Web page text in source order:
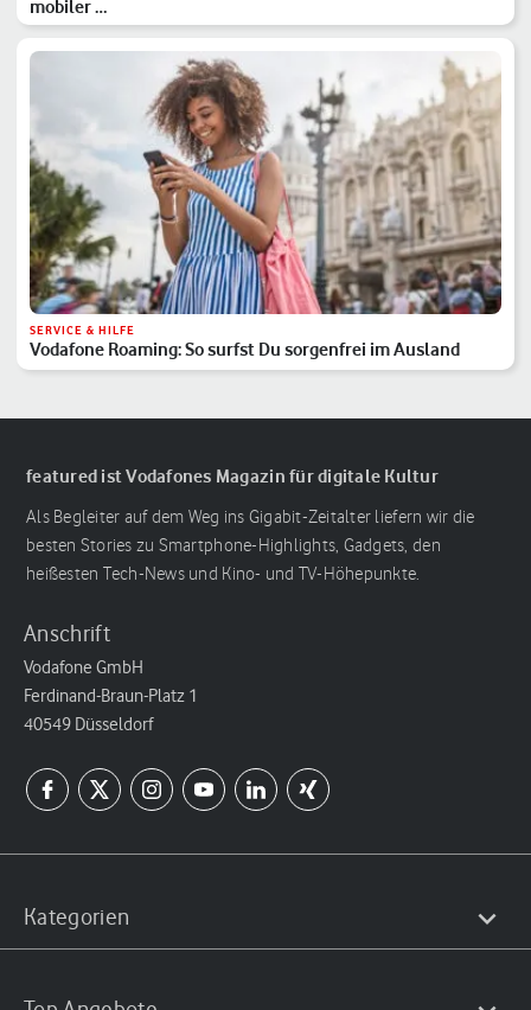
mobiler …
SERVICE & HILFE
Vodafone Roaming: So surfst Du sorgenfrei im Ausland
featured ist Vodafones Magazin für digitale Kultur
Als Begleiter auf dem Weg ins Gigabit-Zeitalter liefern wir die
besten Stories zu Smartphone-Highlights, Gadgets, den
heißesten Tech-News und Kino- und TV-Höhepunkte.
Anschrift
Vodafone GmbH
Ferdinand-Braun-Platz 1
40549 Düsseldorf
Kategorien